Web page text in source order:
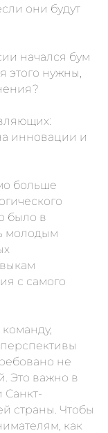
они будут
начался бум
этого нужны,
инновации и
больше
было в
молодым
с самого
не
Это важно в
Санкт-
страны. Чтобы
как